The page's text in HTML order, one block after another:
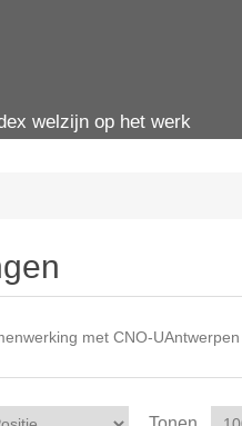
welzijn op het werk
met CNO-